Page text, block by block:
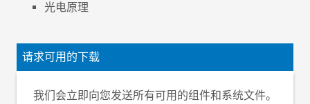
光电原理
电流消耗
30 mA
环境温度
+10 °C 至 +50 °C
侦测范围
±10 mm
请求可用的下载
我们会立即向您发送所有可用的组件和系统文件。